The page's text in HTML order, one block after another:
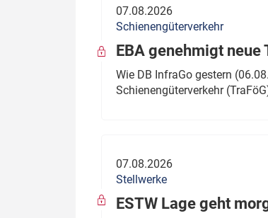
Politik
Verbände: Wer spricht für
wen?
Thema des Monats
Dossier: Generalsanierung
07.08.2026
Schienengüterverkehr
EBA genehmigt
Wie DB InfraGo gestern
Schienengüterverkehr
07.08.2026
Stellwerke
ESTW Lage geht